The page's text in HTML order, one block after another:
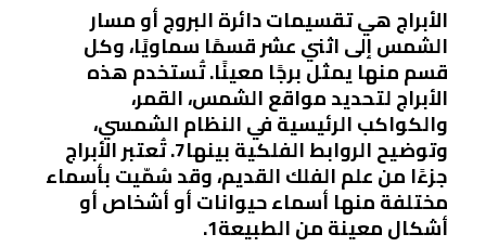
الأبراج هي تقسيمات دائرة البروج أو مسار
الشمس إلى اثني عشر قسمًا سماويًا، وكل
قسم منها يمثل برجًا معينًا. تُستخدم هذه
الأبراج لتحديد مواقع الشمس، القمر،
والكواكب الرئيسية في النظام الشمسي،
وتوضيح الروابط الفلكية بينها7. تُعتبر الأبراج
جزءًا من علم الفلك القديم، وقد سُمّيت بأسماء
مختلفة منها أسماء حيوانات أو أشخاص أو
أشكال معينة من الطبيعة1.